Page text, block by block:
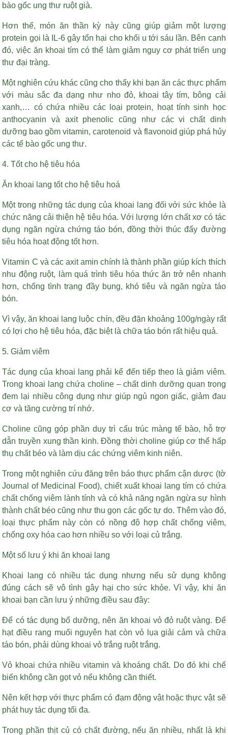
bào gốc ung thư ruột già.
Hơn thế, món ăn thần kỳ này cũng giúp giảm một lượng
protein gọi là IL-6 gây tổn hại cho khối u tới sáu lần. Bên cạnh
đó, việc ăn khoai tím có thể làm giảm nguy cơ phát triển ung
thư đại tràng.
Một nghiên cứu khác cũng cho thấy khi bạn ăn các thực phẩm
với màu sắc đa dạng như nho đỏ, khoai tây tím, bông cải
xanh,… có chứa nhiều các loại protein, hoạt tính sinh học
anthocyanin và axit phenolic cũng như các vi chất dinh
dưỡng bao gồm vitamin, carotenoid và flavonoid giúp phá hủy
các tế bào gốc ung thư.
4. Tốt cho hệ tiêu hóa
Ăn khoai lang tốt cho hệ tiêu hoá
Một trong những tác dụng của khoai lang đối với sức khỏe là
chức năng cải thiện hệ tiêu hóa. Với lượng lớn chất xơ có tác
dụng ngăn ngừa chứng táo bón, đồng thời thúc đẩy đường
tiêu hóa hoạt động tốt hơn.
Vitamin C và các axit amin chính là thành phần giúp kích thích
nhu động ruột, làm quá trình tiêu hóa thức ăn trở nên nhanh
hơn, chống tình trạng đầy bụng, khó tiêu và ngăn ngừa táo
bón.
Vì vậy, ăn khoai lang luộc chín, đều đặn khoảng 100g/ngày rất
có lợi cho hệ tiêu hóa, đặc biệt là chữa táo bón rất hiệu quả.
5. Giảm viêm
Tác dụng của khoai lang phải kể đến tiếp theo là giảm viêm.
Trong khoai lang chứa choline – chất dinh dưỡng quan trọng
đem lại nhiều công dụng như giúp ngủ ngon giấc, giảm đau
cơ và tăng cường trí nhớ.
Choline cũng góp phần duy trì cấu trúc màng tế bào, hỗ trợ
dẫn truyền xung thần kinh. Đồng thời choline giúp cơ thể hấp
thụ chất béo và làm dịu các chứng viêm kinh niên.
Trong một nghiên cứu đăng trên báo thực phẩm cận dược (tờ
Journal of Medicinal Food), chiết xuất khoai lang tím có chứa
chất chống viêm lành tính và có khả năng ngăn ngừa sự hình
thành chất béo cũng như thu gọn các gốc tự do. Thêm vào đó,
loại thực phẩm này còn có nồng độ hợp chất chống viêm,
chống oxy hóa cao hơn nhiều so với loại củ trắng.
Một số lưu ý khi ăn khoai lang
Khoai lang có nhiều tác dụng nhưng nếu sử dụng không
đúng cách sẽ vô tình gây hại cho sức khỏe. Vì vậy, khi ăn
khoai bạn cần lưu ý những điều sau đây:
Để có tác dụng bổ dưỡng, nên ăn khoai vỏ đỏ ruột vàng. Để
hạt điều rang muối nguyên hạt còn vỏ lụa giải cảm và chữa
táo bón, phải dùng khoai vỏ trắng ruột trắng.
Vỏ khoai chứa nhiều vitamin và khoáng chất. Do đó khi chế
biến không cần gọt vỏ nếu không cần thiết.
Nên kết hợp với thực phẩm có đạm động vật hoặc thực vật sẽ
phát huy tác dụng tối đa.
Trong phần thịt củ có chất đường, nếu ăn nhiều, nhất là khi